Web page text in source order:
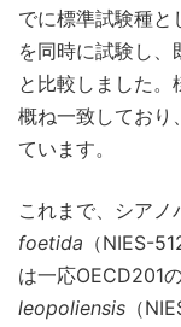
でに標準試験種と
を同時に試験し
と比較しました
概ね一致しており
ています。
これまで、シアノ
foetida （NIES-
は一応OECD201
leopoliensis （